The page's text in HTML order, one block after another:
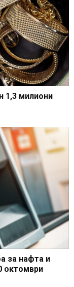
1,3 милиони
за нафта и
октомври